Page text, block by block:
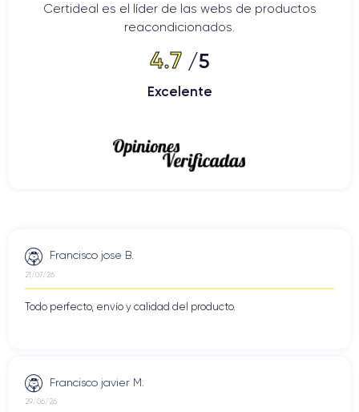
Certideal es el líder de las webs de productos
reacondicionados.
4.7/5
Excelente
Francisco jose B.
21/07/26
Todo perfecto, envío y calidad del producto.
Francisco javier M.
29/06/26